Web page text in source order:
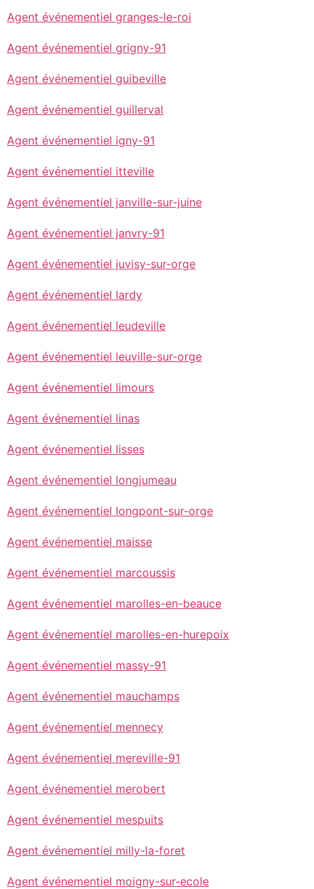
Agent événementiel granges-le-roi
Agent événementiel grigny-91
Agent événementiel guibeville
Agent événementiel guillerval
Agent événementiel igny-91
Agent événementiel itteville
Agent événementiel janville-sur-juine
Agent événementiel janvry-91
Agent événementiel juvisy-sur-orge
Agent événementiel lardy
Agent événementiel leudeville
Agent événementiel leuville-sur-orge
Agent événementiel limours
Agent événementiel linas
Agent événementiel lisses
Agent événementiel longjumeau
Agent événementiel longpont-sur-orge
Agent événementiel maisse
Agent événementiel marcoussis
Agent événementiel marolles-en-beauce
Agent événementiel marolles-en-hurepoix
Agent événementiel massy-91
Agent événementiel mauchamps
Agent événementiel mennecy
Agent événementiel mereville-91
Agent événementiel merobert
Agent événementiel mespuits
Agent événementiel milly-la-foret
Agent événementiel moigny-sur-ecole